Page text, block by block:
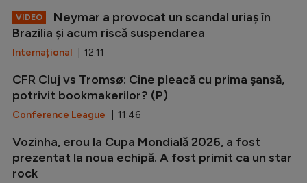
VIDEO
Neymar a provocat un scandal uriaș în
Brazilia și acum riscă suspendarea
Internațional | 12:11
CFR Cluj vs Tromsø: Cine pleacă cu prima șansă,
potrivit bookmakerilor? (P)
Conference League | 11:46
Vozinha, erou la Cupa Mondială 2026, a fost
prezentat la noua echipă. A fost primit ca un star
rock